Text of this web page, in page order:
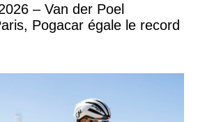
– Van der Poel
Pogacar égale le record